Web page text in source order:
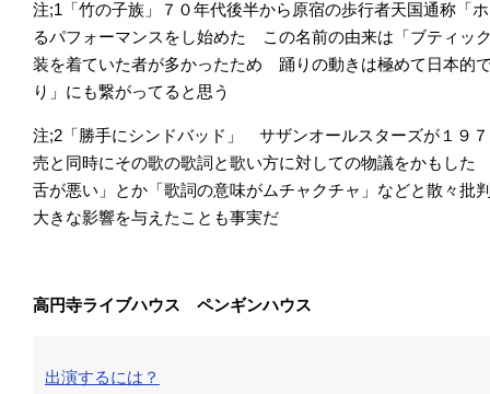
注;1「竹の子族」７０年代後半から原宿の歩行者天国通称「
るパフォーマンスをし始めた この名前の由来は「ブティッ
装を着ていた者が多かったため 踊りの動きは極めて日本的
り」にも繋がってると思う
注;2「勝手にシンドバッド」 サザンオールスターズが１９
売と同時にその歌の歌詞と歌い方に対しての物議をかもし
舌が悪い」とか「歌詞の意味がムチャクチャ」などと散々批
大きな影響を与えたことも事実だ
高円寺ライブハウス ペンギンハウス
出演するには？